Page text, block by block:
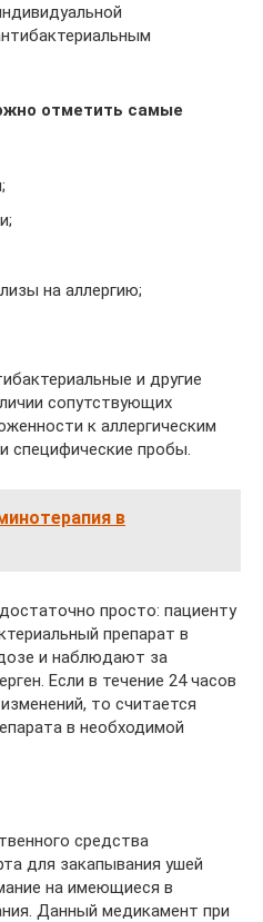
отметить самые
на аллергию;
и другие
сопутствующих
к аллергическим
специфические пробы.
в
просто: пациенту
препарат в
и наблюдают за
Если в течение 24 часов
то считается
в необходимой
средства
для закапывания ушей
на имеющиеся в
Данный медикамент при